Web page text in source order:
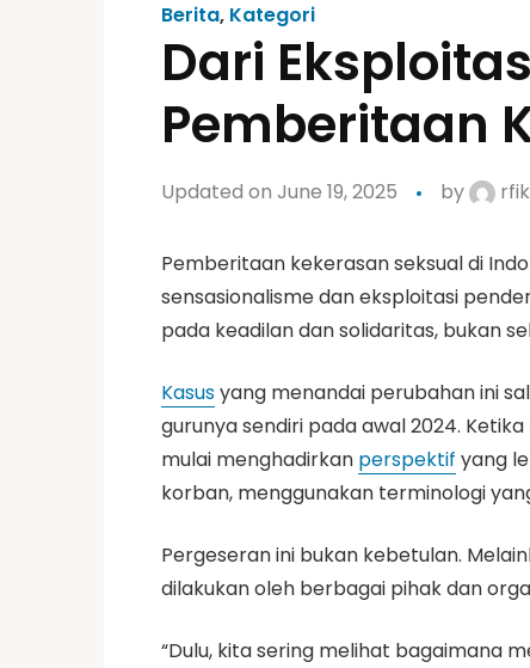
Berita, Kategori
Dari
Pemberitaan
Updated on June 19, 2025 by
Pemberitaan kekerasan seksual di
sensasionalisme dan eksploitasi
pada keadilan dan solidaritas, bukan
Kasusyang menandai perubahan ini
gurunya sendiri pada awal 2024.
mulai menghadirkan perspektif yang
korban, menggunakan terminologi
Pergeseran ini bukan kebetulan.
dilakukan oleh berbagai pihak dan
“Dulu, kita sering melihat bagaimana